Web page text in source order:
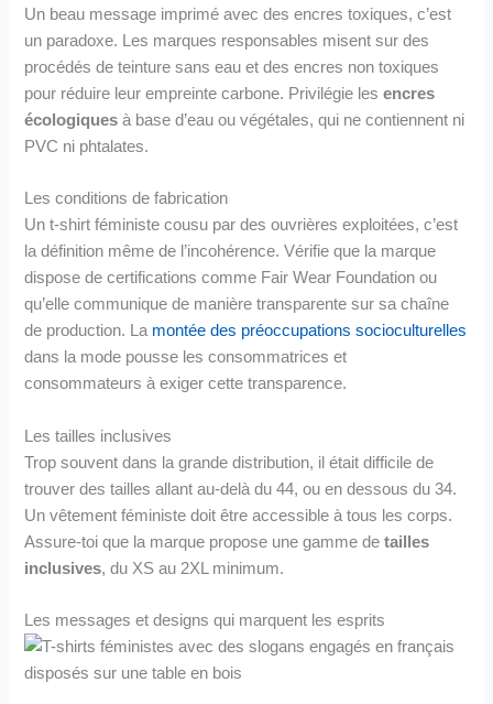
Un beau message imprimé avec des encres toxiques, c’est
un paradoxe. Les marques responsables misent sur des
procédés de teinture sans eau et des encres non toxiques
pour réduire leur empreinte carbone. Privilégie lesencres
écologiques à base d’eau ou végétales, qui ne contiennent ni
PVC ni phtalates.
Les conditions de fabrication
Un t-shirt féministe cousu par des ouvrières exploitées, c’est
la définition même de l’incohérence. Vérifie que la marque
dispose de certifications comme Fair Wear Foundation ou
qu’elle communique de manière transparente sur sa chaîne
de production. La montée des préoccupations socioculturelles
dans la mode pousse les consommatrices et
consommateurs à exiger cette transparence.
Les tailles inclusives
Trop souvent dans la grande distribution, il était difficile de
trouver des tailles allant au-delà du 44, ou en dessous du 34.
Un vêtement féministe doit être accessible à tous les corps.
Assure-toi que la marque propose une gamme detailles
inclusives, du XS au 2XL minimum.
Les messages et designs qui marquent les esprits